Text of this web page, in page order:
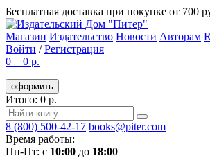
Бесплатная доставка при покупке от 700
Магазин Издательство Новости Авторам
Войти /Регистрация
0 = 0 р.
оформить
Итого: 0 р.
8 (800) 500-42-17 books@piter.com
Время работы:
Пн-Пт: с 10:00 до 18:00